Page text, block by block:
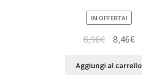
IN OFFERTA!
8,90€ 8,46€
Aggiungi al carrello